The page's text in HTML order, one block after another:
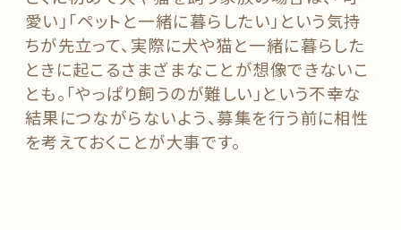
愛い」「ペットと一緒に暮らしたい」という気持
ちが先立って、実際に犬や猫と一緒に暮らした
ときに起こるさまざまなことが想像できないこ
とも。「やっぱり飼うのが難しい」という不幸な
結果につながらないよう、募集を行う前に相性
を考えておくことが大事です。